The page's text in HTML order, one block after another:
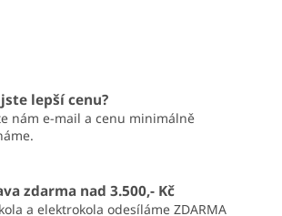
lepší cenu?
nám e-mail a cenu minimálně
zdarma nad 3.500,- Kč
a elektrokola odesíláme ZDARMA